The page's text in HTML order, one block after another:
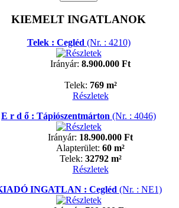
KIEMELT INGATLANOK
Telek : Cegléd (Nr. : 4210)
Irányár: 8.900.000 Ft
Telek: 769 m²
Részletek
E r d ő : Tápiószentmárton (Nr. : 4046)
Irányár: 18.900.000 Ft
Alapterület: 60 m²
Telek: 32792 m²
Részletek
INGATLAN : Cegléd (Nr. : NE1)